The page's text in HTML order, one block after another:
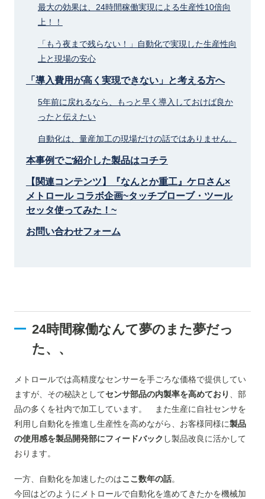
最大の効果は、24時間稼働実現による生産性10倍向
上！！
「もう夜まで残らない！」自動化で実現した生産性向
上と現場の安心
「導入費用が高く実現できない」と考える方へ
5年前に戻れるなら、もっと早く導入しておけば良か
ったと伝えたい
自動化は、量産加工の現場だけの話ではありません。
本事例でご紹介した製品はコチラ
【関連コンテンツ】『なんとか重工』ケロさん×
メトロール コラボ企画~タッチプローブ・ツール
セッタ使ってみた！~
お問い合わせフォーム
24時間稼働なんて夢のまた夢だっ
た 、、
メトロールでは高精度なセンサーを手ごろな価格で提供してい
ますが、その秘訣としてセンサ部品の内製率を高めており 、部
品の多くを社内で加工しています。 また生産に自社センサを
利用し自動化を推進し生産性を高めながら、お客様同様に製品
の使用感を製品開発部にフィードバック し製品改良に活かして
おります。
一方、自動化を加速したのはここ数年の話。
今回はどのようにメトロールで自動化を進めてきたかを機械加